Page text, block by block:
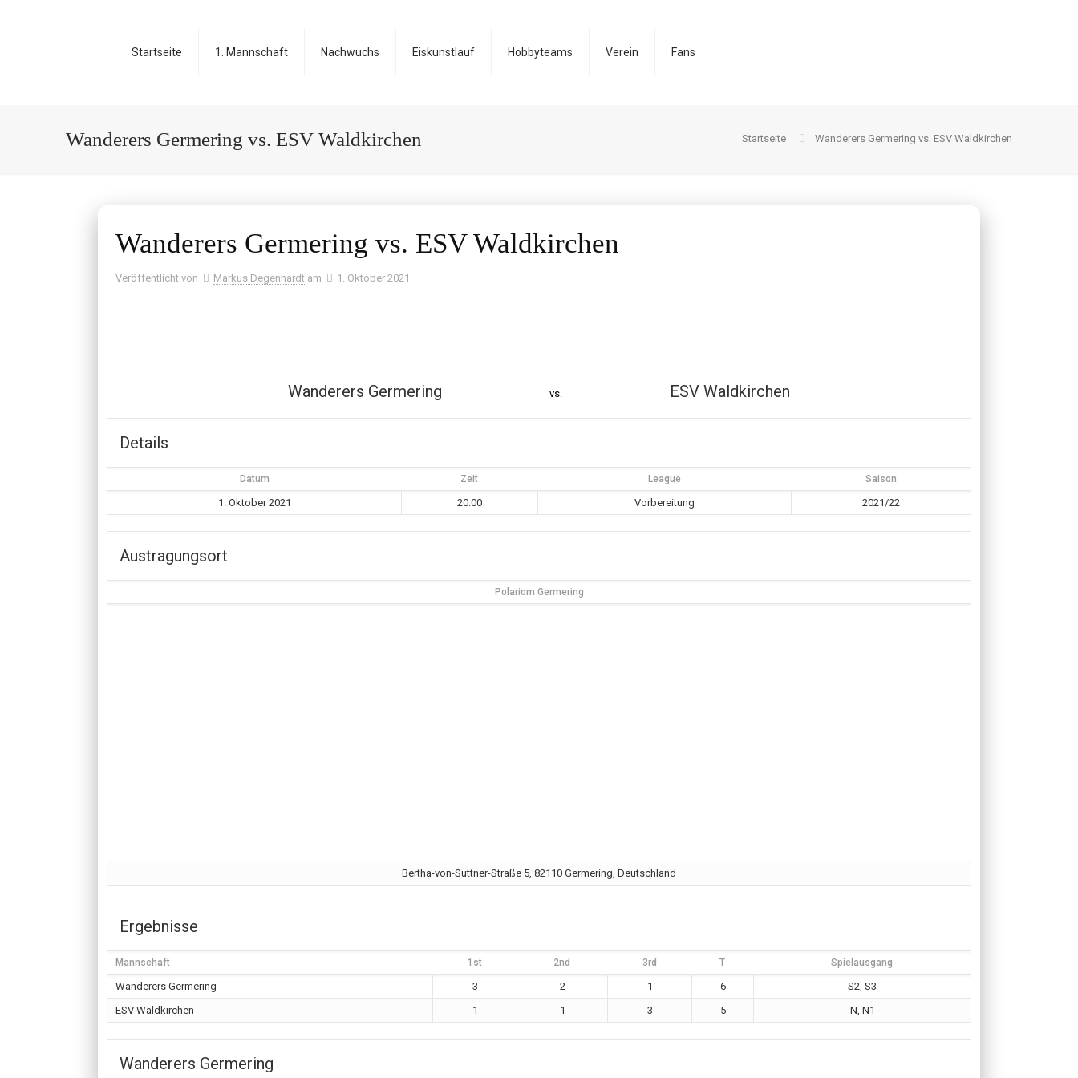
Startseite 1. Mannschaft Nachwuchs Eiskunstlauf Hobbyteams Verein Fans
Wanderers Germering vs. ESV Waldkirchen Startseite Wanderers Germering vs. ESV Waldkirchen
Wanderers Germering vs. ESV Waldkirchen
Veröffentlicht von Markus Degenhardt am 1. Oktober 2021
Wanderers Germering vs. ESV Waldkirchen
Details
Datum Zeit League Saison
1. Oktober 2021 20:00 Vorbereitung 2021/22
Austragungsort
Polariom Germering
Bertha-von-Suttner-Straße 5, 82110 Germering, Deutschland
Ergebnisse
Mannschaft 1st 2nd 3rd T Spielausgang
Wanderers Germering 3 2 1 6
S2, S3
ESV Waldkirchen
1 1 3 5 N, N1
Wanderers Germering